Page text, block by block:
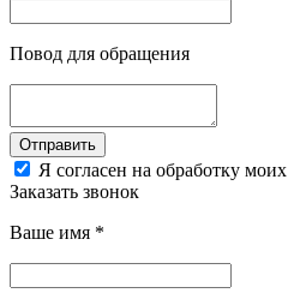
Повод для обращения
Отправить
Я согласен на обработку моих
Заказать звонок
Ваше имя *